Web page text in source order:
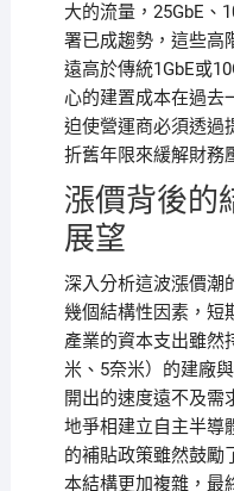
大的流量，25GbE、
署已成趨勢，這些高
遠高於傳統1GbE或
心的建置成本在過去
迫使營運商必須透過
折舊年限來緩解財務
漲價背後的
展望
深入分析這波漲價潮
幾個結構性因素，短
產業的資本支出雖然
米、5奈米）的建廠
開出的速度遠不及需
地爭相建立自主半導
的補貼政策雖然鼓勵
本結構更加複雜，最